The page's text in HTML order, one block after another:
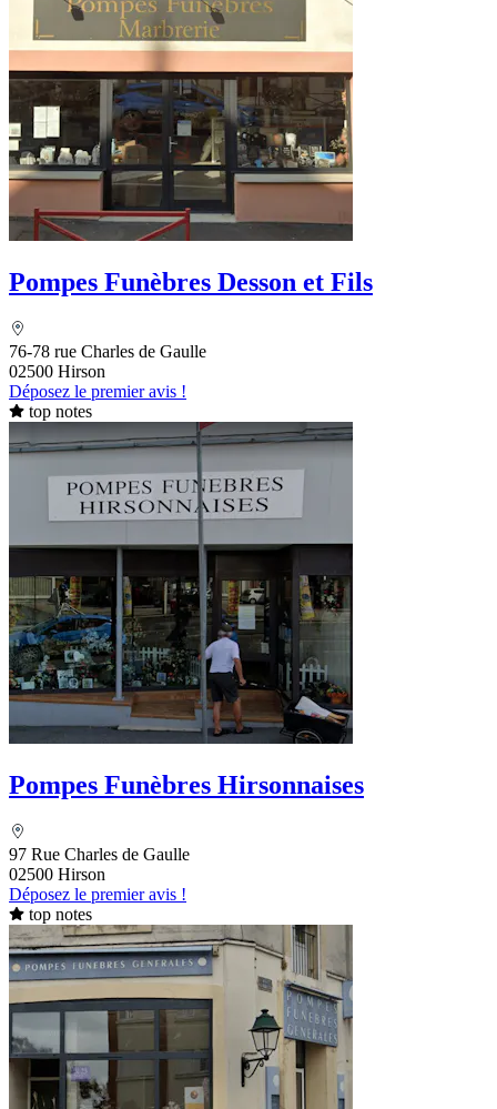
Pompes Funèbres Desson et Fils
76-78 rue Charles de Gaulle
02500 Hirson
Déposez le premier avis !
top notes
Pompes Funèbres Hirsonnaises
97 Rue Charles de Gaulle
02500 Hirson
Déposez le premier avis !
top notes